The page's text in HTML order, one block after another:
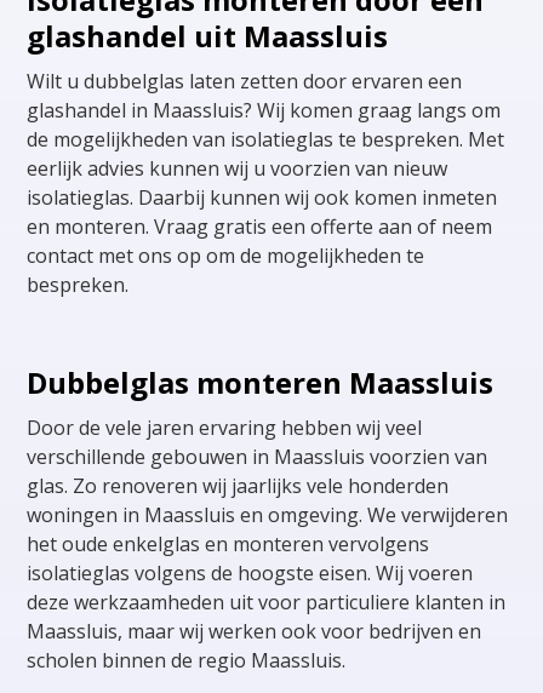
glashandel uit Maassluis
Wilt u dubbelglas laten zetten door ervaren een
glashandel in Maassluis? Wij komen graag langs om
de mogelijkheden van isolatieglas te bespreken. Met
eerlijk advies kunnen wij u voorzien van nieuw
isolatieglas. Daarbij kunnen wij ook komen inmeten
en monteren. Vraag gratis een offerte aan of neem
contact met ons op om de mogelijkheden te
bespreken.
Dubbelglas monteren Maassluis
Door de vele jaren ervaring hebben wij veel
verschillende gebouwen in Maassluis voorzien van
glas. Zo renoveren wij jaarlijks vele honderden
woningen in Maassluis en omgeving. We verwijderen
het oude enkelglas en monteren vervolgens
isolatieglas volgens de hoogste eisen. Wij voeren
deze werkzaamheden uit voor particuliere klanten in
Maassluis, maar wij werken ook voor bedrijven en
scholen binnen de regio Maassluis.